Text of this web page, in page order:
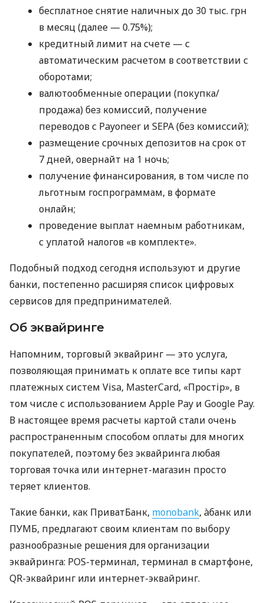
бесплатное снятие наличных до 30 тыс. грн
в месяц (далее — 0.75%);
кредитный лимит на счете — с
автоматическим расчетом в соответствии с
оборотами;
валютообменные операции (покупка/
продажа) без комиссий, получение
переводов с Payoneer и SEPA (без комиссий);
размещение срочных депозитов на срок от
7 дней, овернайт на 1 ночь;
получение финансирования, в том числе по
льготным госпрограммам, в формате
онлайн;
проведение выплат наемным работникам,
с уплатой налогов «в комплекте».
Подобный подход сегодня используют и другие
банки, постепенно расширяя список цифровых
сервисов для предпринимателей.
Об эквайринге
Напомним, торговый эквайринг — это услуга,
позволяющая принимать к оплате все типы карт
платежных систем Visa, MasterCard, «Простір», в
том числе с использованием Apple Pay и Google Pay.
В настоящее время расчеты картой стали очень
распространенным способом оплаты для многих
покупателей, поэтому без эквайринга любая
торговая точка или интернет-магазин просто
теряет клиентов.
Такие банки, как ПриватБанк, monobank, àбанк или
ПУМБ, предлагают своим клиентам по выбору
разнообразные решения для организации
эквайринга: POS-терминал, терминал в смартфоне,
QR-эквайринг или интернет-эквайринг.